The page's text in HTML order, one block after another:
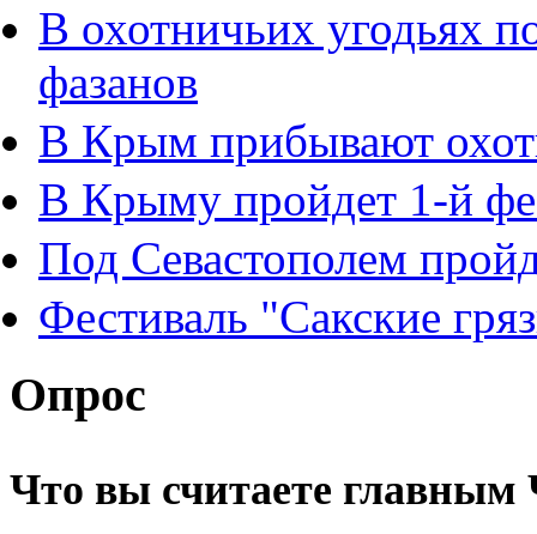
В охотничьих угодьях
фазанов
В Крым прибывают
В Крыму пройдет 1-й
Под Севастополем
Фестиваль "Сакские
Опрос
Что вы считаете